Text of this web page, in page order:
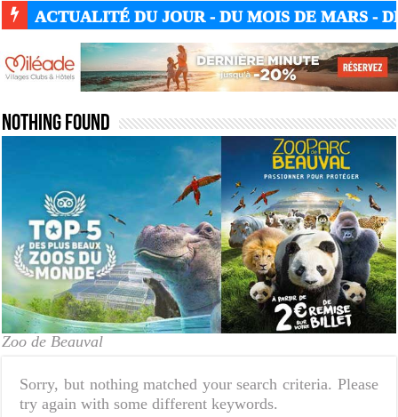
ACTUALITÉ DU JOUR - DU MOIS DE MARS -
Nothing Found
Zoo de Beauval
Sorry, but nothing matched your search criteria. Please
try again with some different keywords.